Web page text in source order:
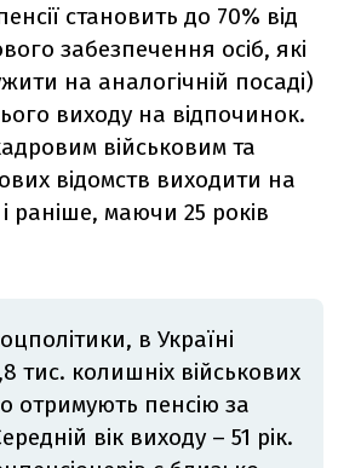
становить до 70% від
забезпечення осіб, які
на аналогічній посаді)
виходу на відпочинок.
військовим та
відомств виходити на
раніше, маючи 25 років
в Україні
тис. колишніх військових
отримують пенсію за
вік виходу – 51 рік.